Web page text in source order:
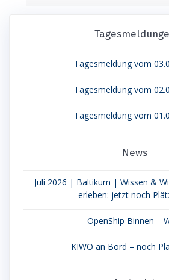
Tagesmeldung vom
Tagesmeldung vom
Tagesmeldung vom
News
Juli 2026 | Baltikum | Wissen &
erleben: jetzt noch
OpenShip Binnen –
KIWO an Bord – noch